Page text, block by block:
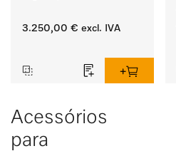
com tempos de
curtos. Rendimento de
8 kg em 42 min.
3.250,00 € excl. IVA
Acessórios
para